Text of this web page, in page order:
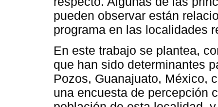
pueden observar están
programa en las localidades
En este trabajo se plantea,
que han sido determinantes
Pozos, Guanajuato, México,
una encuesta de percepción